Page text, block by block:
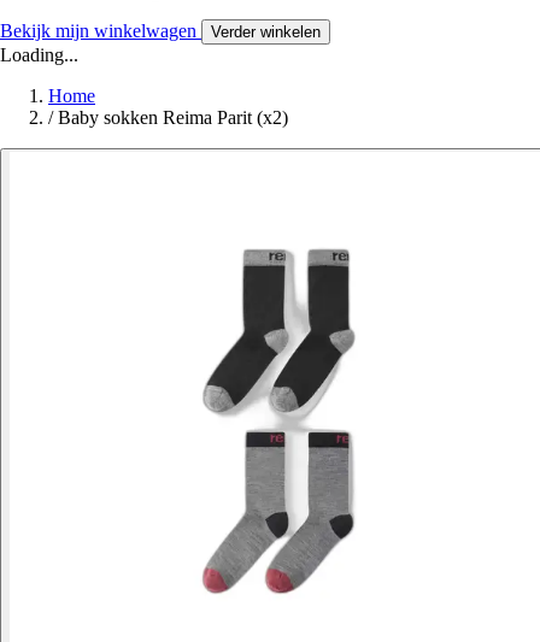
Bekijk mijn winkelwagen Verder winkelen
Loading...
Home
/ Baby sokken Reima Parit (x2)